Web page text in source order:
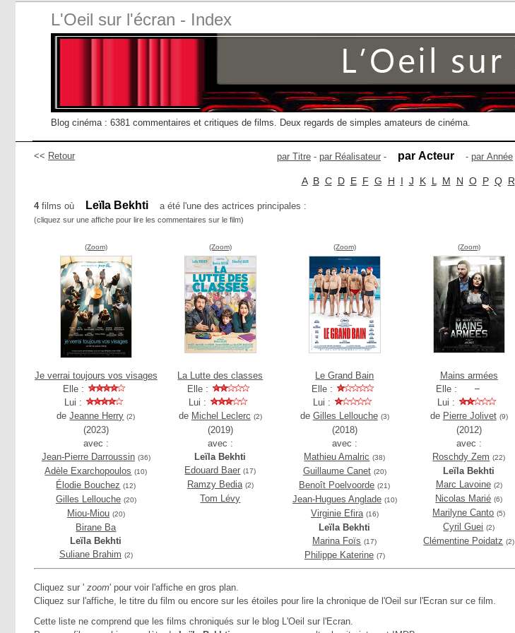
L'Oeil sur l'écran - Index
Blog cinéma : 6381 commentaires et critiques de films. Deux regards de simples amateurs de cinéma.
<< Retour par Titre - par Réalisateur - par Acteur - par Année
A B C D E F G H I J K L M N O P Q R
4films où Leïla Bekhti a été l'une des actrices principales :
(cliquez sur une affiche pour lire les commentaires sur le film)
(Zoom)
Je verrai toujours vos visages
Elle :
Lui :
deJeanne Herry (2)
(2023)
avec :
Jean-Pierre Darroussin (36)
Adèle Exarchopoulos (10)
Élodie Bouchez (12)
Gilles Lellouche (20)
Miou-Miou (20)
Birane Ba
Leïla Bekhti
Suliane Brahim (2)
(Zoom)
La Lutte des classes
Elle :
Lui :
de Michel Leclerc (2)
(2019)
avec :
Leïla Bekhti
Edouard Baer (17)
Ramzy Bedia (2)
Tom Lévy
(Zoom)
Le Grand Bain
Elle :
Lui :
de Gilles Lellouche (3)
(2018)
avec :
Mathieu Amalric (38)
Guillaume Canet (20)
Benoît Poelvoorde (21)
Jean-Hugues Anglade (10)
Virginie Efira (16)
Leïla Bekhti
Marina Foïs (17)
Philippe Katerine (7)
(Zoom)
Mains armées
Elle :
Lui :
de Pierre Jolivet (9)
(2012)
avec :
Roschdy Zem (22)
Leïla Bekhti
Marc Lavoine (2)
Nicolas Marié (6)
Marilyne Canto (5)
Cyril Guei (2)
Clémentine Poidatz (2)
Cliquez sur ' zoom' pour voir l'affiche en gros plan.
Cliquez sur l'affiche, le titre du film ou encore sur les étoiles pour lire la chronique de l'Oeil sur l'Ecran sur ce film.
Cette liste ne comprend que les films chroniqués sur le blog L'Oeil sur l'Ecran.